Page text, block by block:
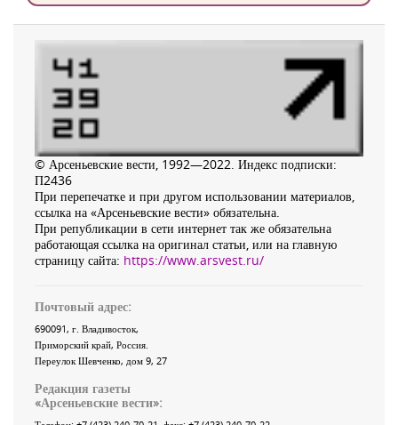
© Арсеньевские вести, 1992—2022. Индекс подписки:
П2436
При перепечатке и при другом использовании материалов,
ссылка на «Арсеньевские вести» обязательна.
При републикации в сети интернет так же обязательна
работающая ссылка на оригинал статьи, или на главную
страницу сайта: https://www.arsvest.ru/
Почтовый адрес:
690091, г. Владивосток,
Приморский край, Россия
Переулок Шевченко, дом 9, 27
Редакция газеты
«Арсеньевские вести»: